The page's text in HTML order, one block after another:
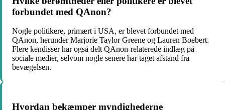
forbundet med QAnon?
Nogle politikere, primært i USA, er blevet forbundet med
QAnon, herunder Marjorie Taylor Greene og Lauren Boebert.
Flere kendisser har også delt QAnon-relaterede indlæg på
sociale medier, selvom nogle senere har taget afstand fra
bevægelsen.
Hvordan bekæmper myndighederne